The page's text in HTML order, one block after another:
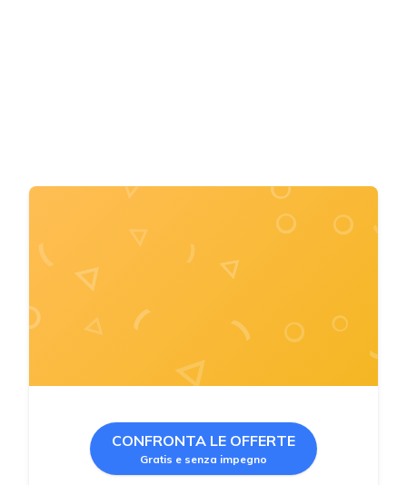
CONFRONTA LE OFFERTE
Gratis e senza impegno